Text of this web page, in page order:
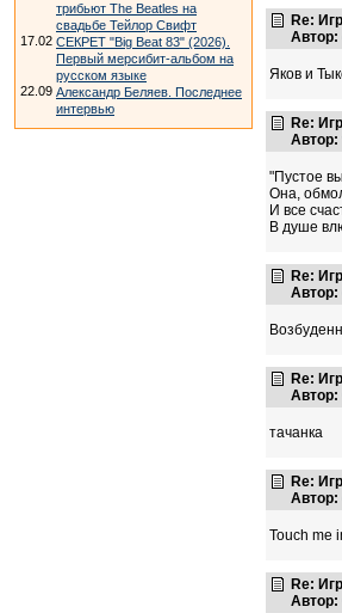
трибьют The Beatles на
свадьбе Тейлор Свифт
17.02 СЕКРЕТ "Big Beat 83" (2026).
Первый мерсибит-альбом на
русском языке
22.09 Александр Беляев. Последнее
интервью
Re:
Автор:
Яков и
Re:
Автор:
"Пустое
Она,
И все
В душе
Re:
Автор:
Re:
Автор:
тачанка
Re:
Автор:
Touch me
Re:
Автор: